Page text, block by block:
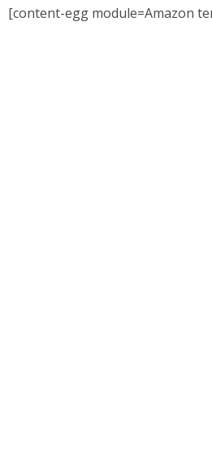
[content-egg module=Amazon